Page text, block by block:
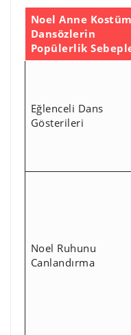
Noel Anne
Dansözlerin
Popülerlik
Eğlenceli Dans
Gösterileri
Noel Ruhunu
Canlandırma